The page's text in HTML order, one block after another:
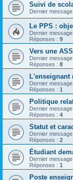
Suivi de
Dernier
Le PPS :
Dernier
Réponses : 9
Vers une
Dernier
Réponses : 8
L'enseignant
Dernier
Réponses : 1
Politique
Dernier
Réponses : 4
Statut et
Dernier
Réponses : 2
Étudiant
Dernier
Réponses : 1
Poste